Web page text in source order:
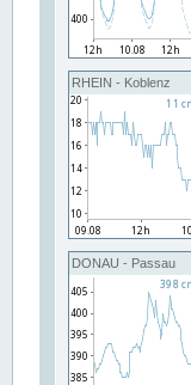
RHEIN - Koblenz
DONAU - Passau